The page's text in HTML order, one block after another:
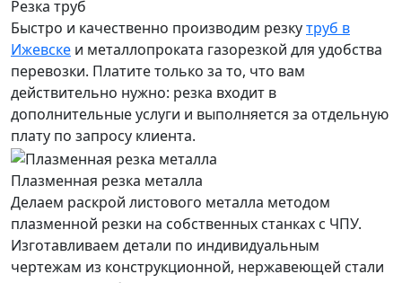
Резка труб
Быстро и качественно производим резкутруб в
Ижевске и металлопроката газорезкой для удобства
перевозки. Платите только за то, что вам
действительно нужно: резка входит в
дополнительные услуги и выполняется за отдельную
плату по запросу клиента.
Плазменная резка металла
Делаем раскрой листового металла методом
плазменной резки на собственных станках с ЧПУ.
Изготавливаем детали по индивидуальным
чертежам из конструкционной, нержавеющей стали